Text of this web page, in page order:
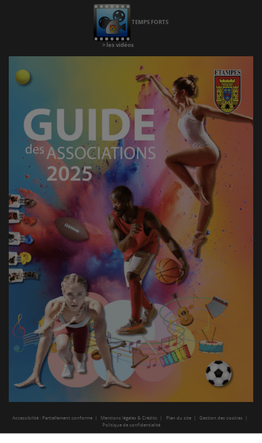
Chaine
TEMPS FORTS
> les vidéos
Accessibilité : Partiellement conforme Mentions légales & Crédits Plan du site
Gestion des cookies
Politique de confidentialité